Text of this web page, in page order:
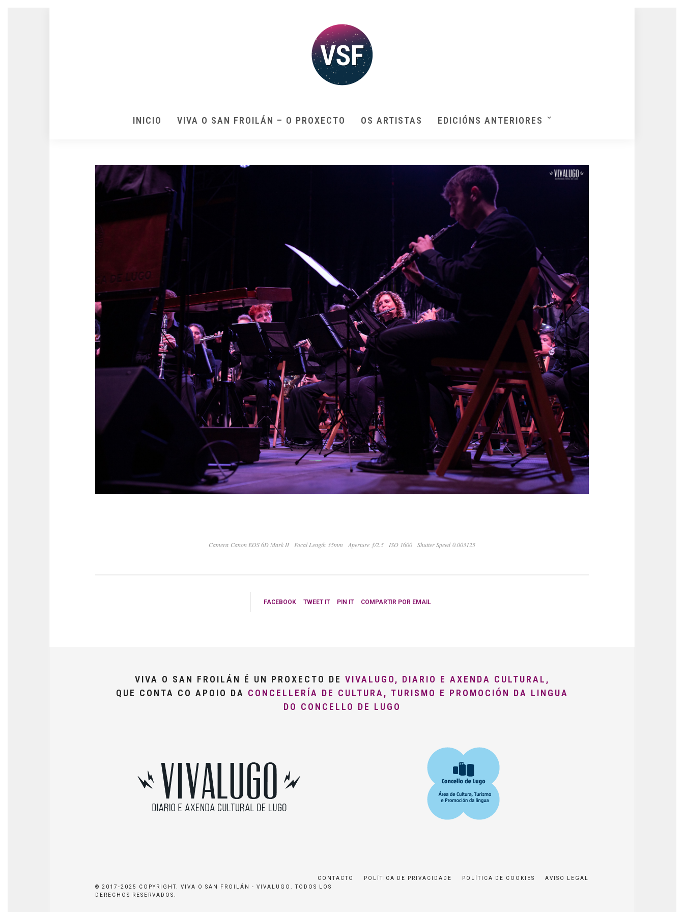
INICIO VIVA O SAN FROILÁN – O PROXECTO OS ARTISTAS EDICIÓNS ANTERIORES
Camera Canon EOS 6D Mark II Focal Length 35mm Aperture ƒ/2.5 ISO 1600 Shutter Speed 0.003125
FACEBOOK TWEET IT PIN IT COMPARTIR POR EMAIL
VIVA O SAN FROILÁN É UN PROXECTO DE VIVALUGO, DIARIO E AXENDA CULTURAL,
QUE CONTA CO APOIO DA CONCELLERÍA DE CULTURA, TURISMO E PROMOCIÓN DA LINGUA
DO CONCELLO DE LUGO
CONTACTO POLÍTICA DE PRIVACIDADE POLÍTICA DE COOKIES
AVISO LEGAL
© 2017-2025 COPYRIGHT. VIVA O SAN FROILÁN - VIVALUGO. TODOS LOS
DERECHOS RESERVADOS.